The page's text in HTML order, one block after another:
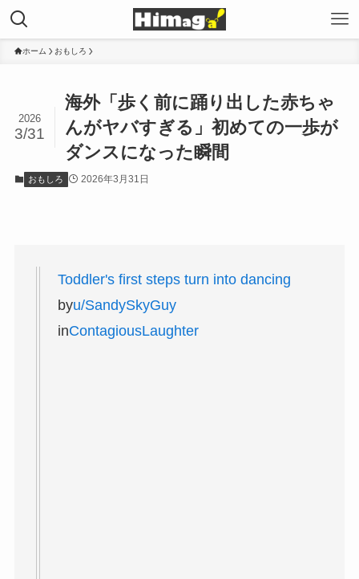
ホーム おもしろ
海外「歩く前に踊り出した赤ちゃ
んがヤバすぎる」初めての一歩が
ダンスになった瞬間
2026
3/31
おもしろ 2026年3月31日
Toddler's first steps turn into dancing
byu/SandySkyGuy
inContagiousLaughter